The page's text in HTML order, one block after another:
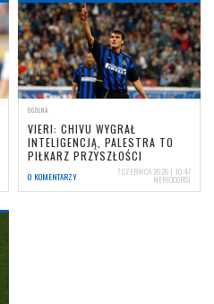
OGÓLNA
VIERI: CHIVU WYGRAŁ
INTELIGENCJĄ, PALESTRA TO
PIŁKARZ PRZYSZŁOŚCI
0 KOMENTARZY 7 CZERWCA 2026 | 10:47
NERIOCORSI